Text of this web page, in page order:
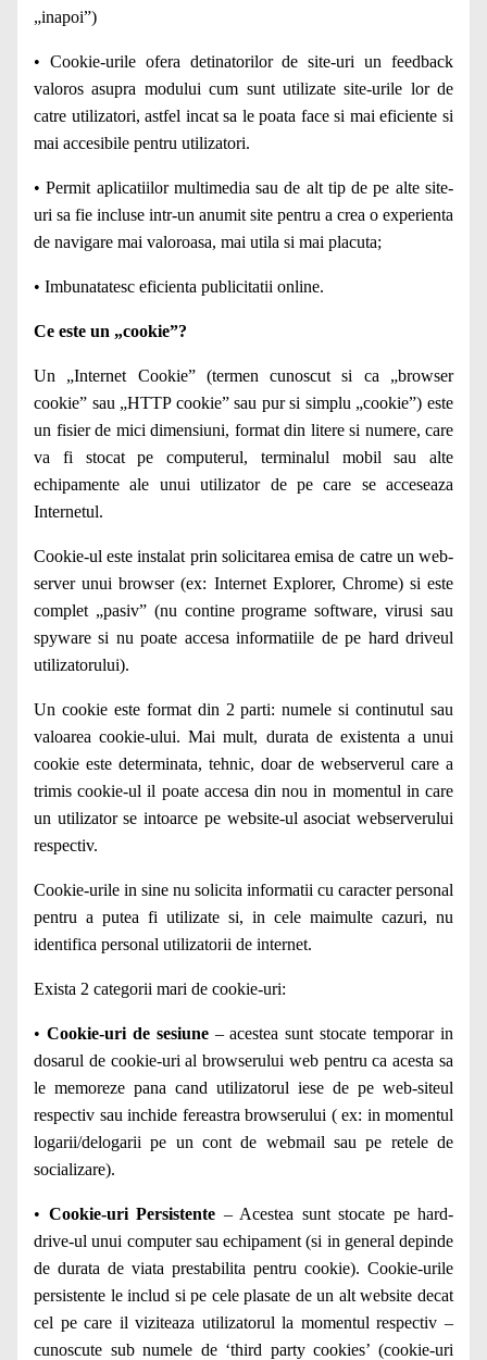
„inapoi”)
• Cookie-urile ofera detinatorilor de site-uri un feedback
valoros asupra modului cum sunt utilizate site-urile lor de
catre utilizatori, astfel incat sa le poata face si mai eficiente si
mai accesibile pentru utilizatori.
• Permit aplicatiilor multimedia sau de alt tip de pe alte site-
uri sa fie incluse intr-un anumit site pentru a crea o experienta
de navigare mai valoroasa, mai utila si mai placuta;
• Imbunatatesc eficienta publicitatii online.
Ce este un „cookie”?
Un „Internet Cookie” (termen cunoscut si ca „browser
cookie” sau „HTTP cookie” sau pur si simplu „cookie”) este
un fisier de mici dimensiuni, format din litere si numere, care
va fi stocat pe computerul, terminalul mobil sau alte
echipamente ale unui utilizator de pe care se acceseaza
Internetul.
Cookie-ul este instalat prin solicitarea emisa de catre un web-
server unui browser (ex: Internet Explorer, Chrome) si este
complet „pasiv” (nu contine programe software, virusi sau
spyware si nu poate accesa informatiile de pe hard driveul
utilizatorului).
Un cookie este format din 2 parti: numele si continutul sau
valoarea cookie-ului. Mai mult, durata de existenta a unui
cookie este determinata, tehnic, doar de webserverul care a
trimis cookie-ul il poate accesa din nou in momentul in care
un utilizator se intoarce pe website-ul asociat webserverului
respectiv.
Cookie-urile in sine nu solicita informatii cu caracter personal
pentru a putea fi utilizate si, in cele maimulte cazuri, nu
identifica personal utilizatorii de internet.
Exista 2 categorii mari de cookie-uri:
• Cookie-uri de sesiune– acestea sunt stocate temporar in
dosarul de cookie-uri al browserului web pentru ca acesta sa
le memoreze pana cand utilizatorul iese de pe web-siteul
respectiv sau inchide fereastra browserului ( ex: in momentul
logarii/delogarii pe un cont de webmail sau pe retele de
socializare).
• Cookie-uri Persistente – Acestea sunt stocate pe hard-
drive-ul unui computer sau echipament (si in general depinde
de durata de viata prestabilita pentru cookie). Cookie-urile
persistente le includ si pe cele plasate de un alt website decat
cel pe care il viziteaza utilizatorul la momentul respectiv –
cunoscute sub numele de ‘third party cookies’ (cookie-uri